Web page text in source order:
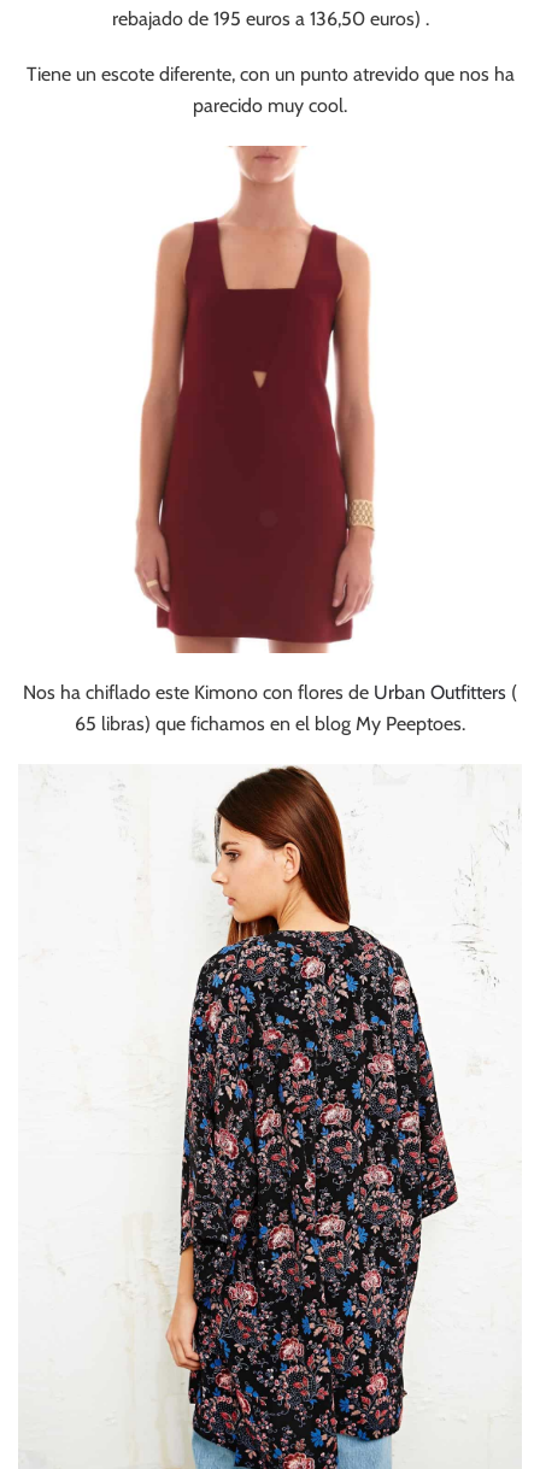
rebajado de 195 euros a 136,50 euros) .
Tiene un escote diferente, con un punto atrevido que nos ha
parecido muy cool.
Nos ha chiflado este Kimono con flores de Urban Outfitters (
65 libras) que fichamos en el blog My Peeptoes.